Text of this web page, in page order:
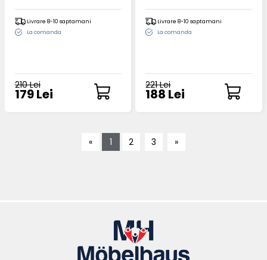
Livrare 8-10 saptamani
La comanda
210 Lei
179 Lei
Livrare 8-10 saptamani
La comanda
221 Lei
188 Lei
« 1 2 3 »